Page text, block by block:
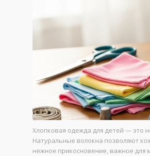
Хлопковая одежда для детей — это
Натуральные волокна позволяют
нежное прикосновение, важное для